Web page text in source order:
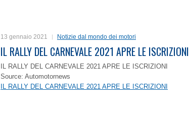
13 gennaio 2021 Notizie dal mondo dei motori
IL RALLY DEL CARNEVALE 2021 APRE LE ISCRIZIONI
IL RALLY DEL CARNEVALE 2021 APRE LE ISCRIZIONI
Source: Automotornews
IL RALLY DEL CARNEVALE 2021 APRE LE ISCRIZIONI